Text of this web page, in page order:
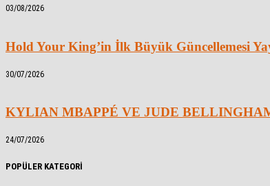
03/08/2026
Hold Your King’in İlk Büyük Güncellemesi
30/07/2026
KYLIAN MBAPPÉ VE JUDE
24/07/2026
POPÜLER KATEGORİ